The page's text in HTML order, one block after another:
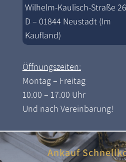
Wilhelm-Kaulisch-Straße 26
D – 01844 Neustadt (Im
Kaufland)
Öffnungszeiten:
Montag – Freitag
10.00 – 17.00 Uhr
Und nach Vereinbarung!
Ankauf